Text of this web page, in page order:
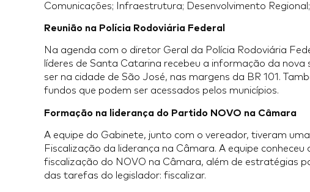
Comunicações; Infraestrutura; Desenvolvimento
Reunião na Polícia Rodoviária Federal
Na agenda com o diretor Geral da Polícia Rodoviária
líderes de Santa Catarina recebeu a informação da
ser na cidade de São José, nas margens da BR 101.
fundos que podem ser acessados pelos municípios.
Formação na liderança do Partido NOVO na Câmara
A equipe do Gabinete, junto com o vereador, tiveram
Fiscalização da liderança na Câmara. A equipe
fiscalização do NOVO na Câmara, além de estratégias
das tarefas do legislador: fiscalizar.